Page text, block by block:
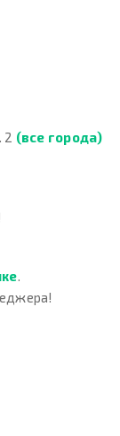
2 (все города)
.